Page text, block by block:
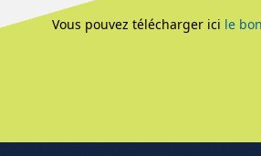
Vous pouvez télécharger ici le
Menu de